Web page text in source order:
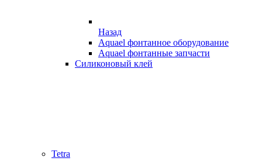
Назад
Aquael фонтанное оборудование
Aquael фонтанные запчасти
Силиконовый клей
Tetra